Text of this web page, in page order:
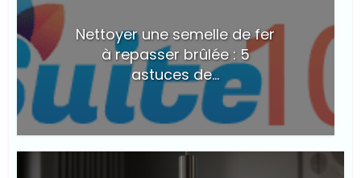
Nettoyer une semelle de fer
à repasser brûlée : 5
astuces de...